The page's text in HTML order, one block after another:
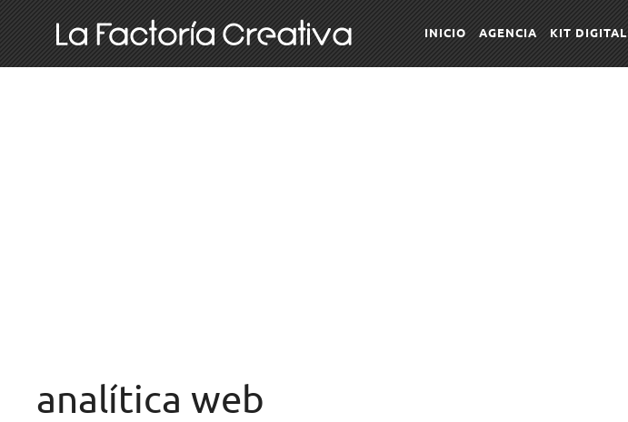
INICIO AGENCIA KIT DIGITAL
analítica web